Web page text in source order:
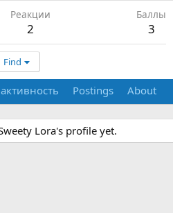
Реакции
2
Баллы
3
Find
Postings About
Lora's profile yet.